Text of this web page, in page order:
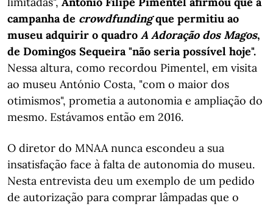
campanha de crowdfundingque permitiu ao
museu adquirir o quadro A Adoração dos Magos,
de Domingos Sequeira "não seria possível hoje".
Nessa altura, como recordou Pimentel, em visita
ao museu António Costa, "com o maior dos
otimismos", prometia a autonomia e ampliação do
mesmo. Estávamos então em 2016.
O diretor do MNAA nunca escondeu a sua
insatisfação face à falta de autonomia do museu.
Nesta entrevista deu um exemplo de um pedido
de autorização para comprar lâmpadas que o